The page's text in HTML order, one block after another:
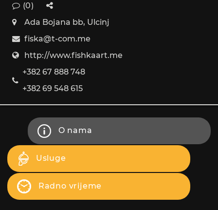
(0)
Ada Bojana bb, Ulcinj
fiska@t-com.me
http://www.fishkaart.me
+382 67 888 748
+382 69 548 615
O nama
Usluge
Radno vrijeme